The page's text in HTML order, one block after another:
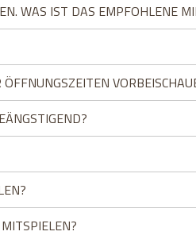
WAS IST DAS EMPFOHLENE